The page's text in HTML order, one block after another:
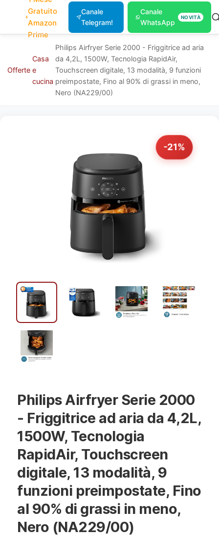
Gratuito
Amazon
Prime
Canale
Telegram!
Canale
WhatsApp
NOVITÀ
Offerte
Casa
e
cucina
Philips Airfryer Serie 2000 - Friggitrice ad aria
da 4,2L, 1500W, Tecnologia RapidAir,
Touchscreen digitale, 13 modalità, 9 funzioni
preimpostate, Fino al 90% di grassi in meno,
Nero (NA229/00)
-21%
Philips Airfryer Serie 2000
- Friggitrice ad aria da 4,2L,
1500W, Tecnologia
RapidAir, Touchscreen
digitale, 13 modalità, 9
funzioni preimpostate, Fino
al 90% di grassi in meno,
Nero (NA229/00)